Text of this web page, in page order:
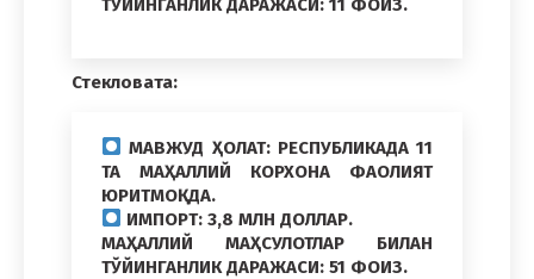
ТЎЙИНГАНЛИК ДАРАЖАСИ: 11 ФОИЗ.
Стекловата:
МАВЖУД ҲОЛАТ: РЕСПУБЛИКАДА 11
ТА МАҲАЛЛИЙ КОРХОНА ФАОЛИЯТ
ЮРИТМОҚДА.
ИМПОРТ: 3,8 МЛН ДОЛЛАР.
МАҲАЛЛИЙ МАҲСУЛОТЛАР БИЛАН
ТЎЙИНГАНЛИК ДАРАЖАСИ: 51 ФОИЗ.